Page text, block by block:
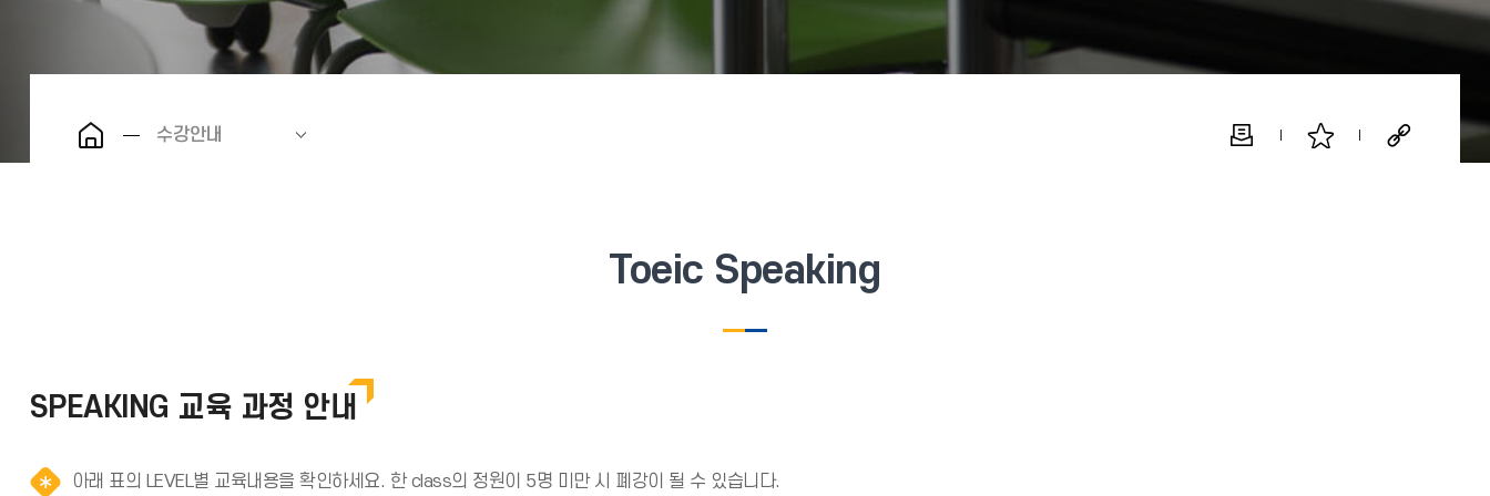
수강안내
Toeic Speaking
SPEAKING 교육 과정 안내
아래 표의 LEVEL별 교육내용을 확인하세요. 한 class의 정원이 5명 미만 시 폐강이 될 수 있습니다.